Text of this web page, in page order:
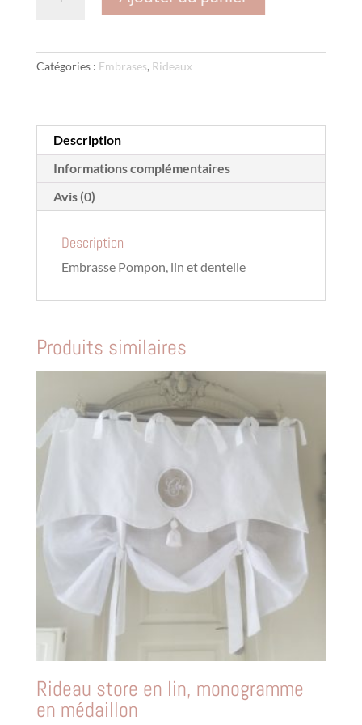
,
lin
4
Catégories : Embrases, Rideaux
Description
Informations complémentaires
Avis (0)
Description
Embrasse Pompon, lin et dentelle
Produits similaires
Rideau store en lin, monogramme
en médaillon